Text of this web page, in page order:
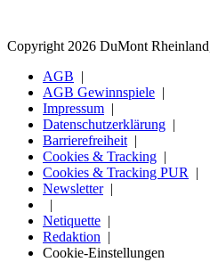
Copyright 2026 DuMont
AGB
AGB Gewinnspiele
Impressum
Datenschutzerklärung
Barrierefreiheit
Cookies & Tracking
Cookies & Tracking PUR
Newsletter
Netiquette
Redaktion
Cookie-Einstellungen